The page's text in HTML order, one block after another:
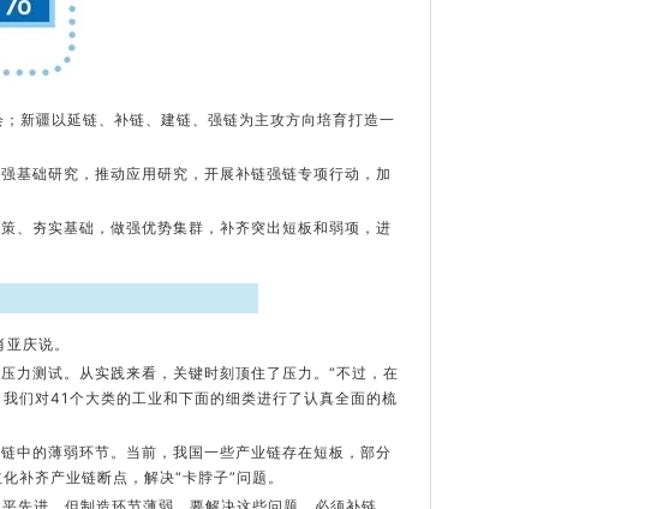
新疆以延链、补链、建链、强链为主攻方向培育打造一
基础研究，推动应用研究，开展补链强链专项行动，加
、夯实基础，做强优势集群，补齐突出短板和弱项，进
庆说。
力测试。从实践来看，关键时刻顶住了压力。“不过，在
们对41个大类的工业和下面的细类进行了认真全面的梳
中的薄弱环节。当前，我国一些产业链存在短板，部分
补齐产业链断点，解决“卡脖子”问题。